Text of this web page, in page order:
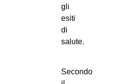
gli
esiti
di
salute.
Secondo